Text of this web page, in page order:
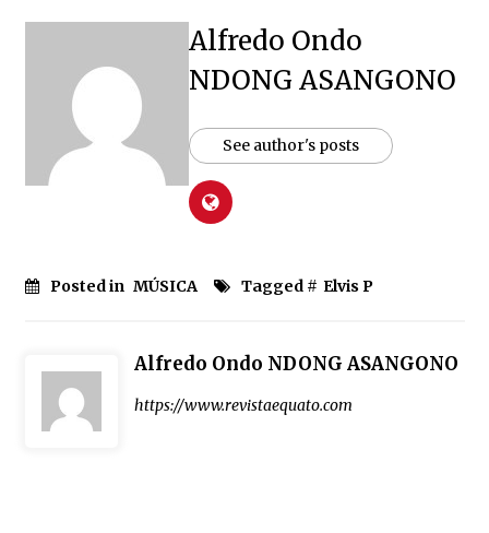
Alfredo Ondo
NDONG ASANGONO
See author's posts
Posted in MÚSICA Tagged # Elvis P
Alfredo Ondo NDONG ASANGONO
https://www.revistaequato.com